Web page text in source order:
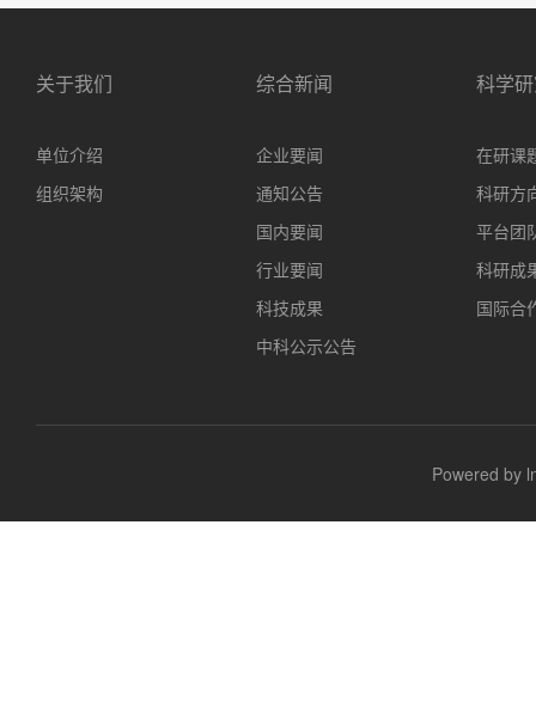
关于我们
单位介绍
组织架构
综合新闻
企业要闻
通知公告
国内要闻
行业要闻
科技成果
中科公示公告
科学
在研课
科研方
平台团
科研成
国际合
Powered by